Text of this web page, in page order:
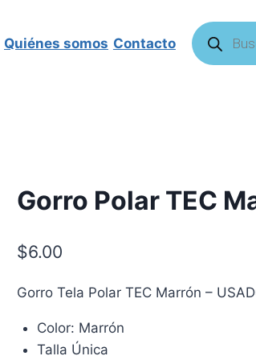
Quiénes somos Contacto
Búsqueda
de
productos
Gorro Polar TEC
$6.00
Gorro Tela Polar TEC Marrón –
Color: Marrón
Talla Única